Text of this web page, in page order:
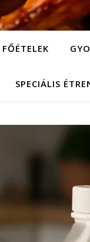
FŐÉTELEK
SPECIÁLIS